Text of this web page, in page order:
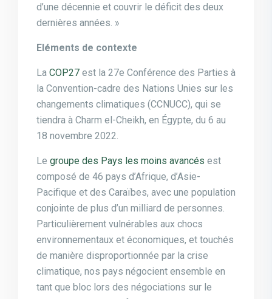
d’une décennie et couvrir le déficit des deux
dernières années. »
Eléments de contexte
La COP27 est la 27e Conférence des Parties à
la Convention-cadre des Nations Unies sur les
changements climatiques (CCNUCC), qui se
tiendra à Charm el-Cheikh, en Égypte, du 6 au
18 novembre 2022.
Le groupe des Pays les moins avancés est
composé de 46 pays d’Afrique, d’Asie-
Pacifique et des Caraïbes, avec une population
conjointe de plus d’un milliard de personnes.
Particulièrement vulnérables aux chocs
environnementaux et économiques, et touchés
de manière disproportionnée par la crise
climatique, nos pays négocient ensemble en
tant que bloc lors des négociations sur le